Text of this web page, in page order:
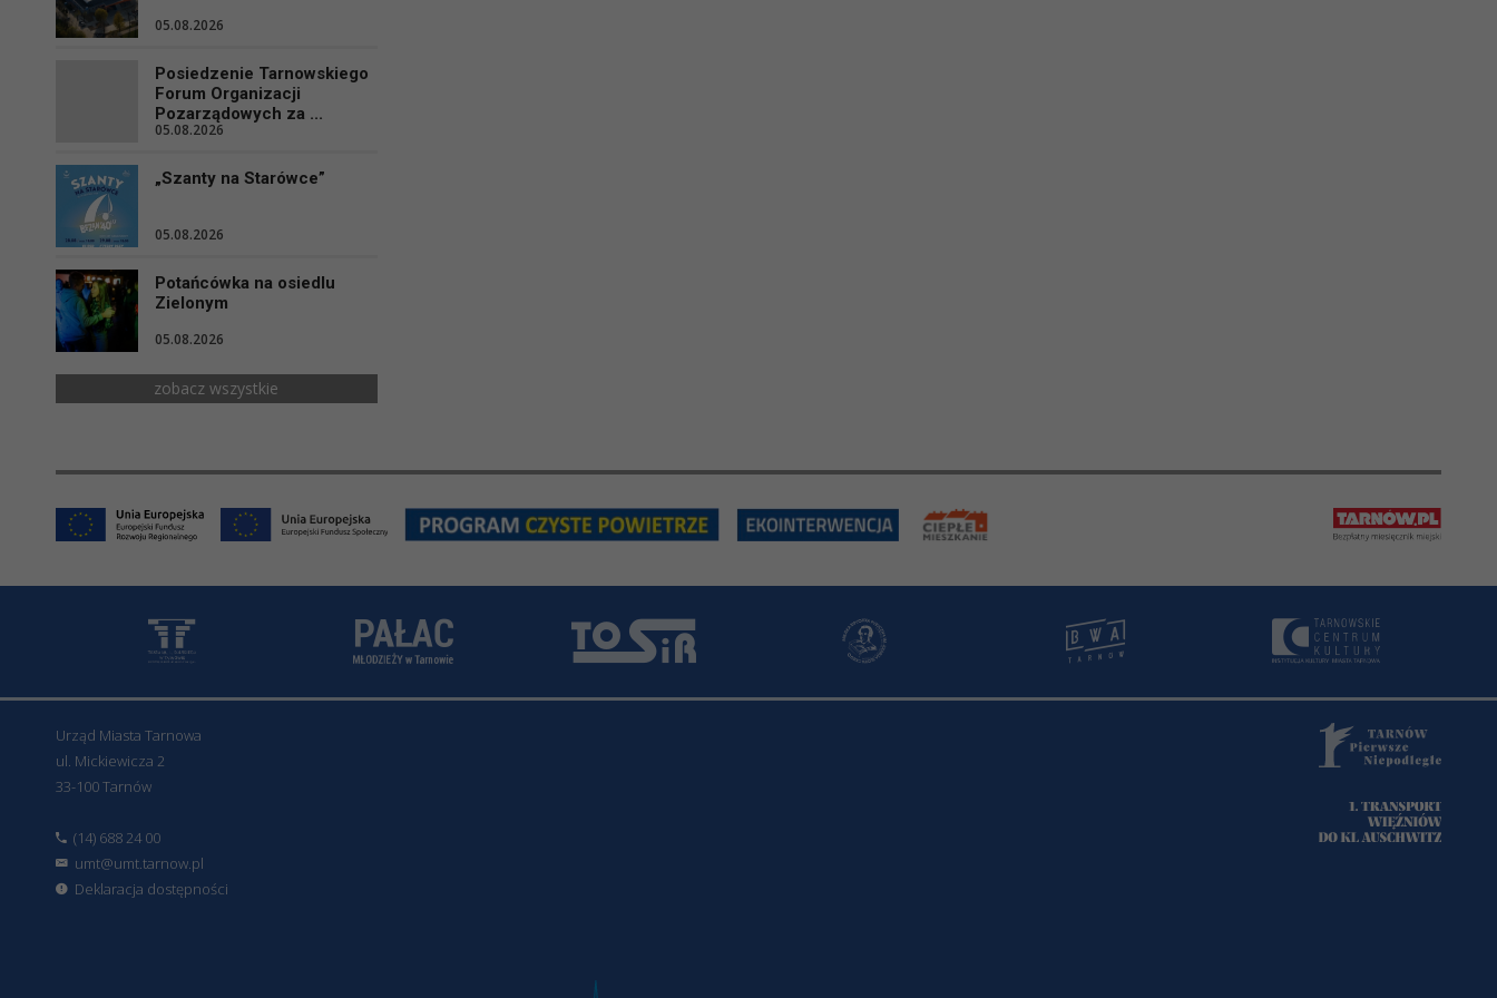
05.08.2026
Posiedzenie Tarnowskiego
Forum Organizacji
Pozarządowych za ...
05.08.2026
„Szanty na Starówce”
05.08.2026
Potańcówka na osiedlu
Zielonym
05.08.2026
zobacz wszystkie
Urząd Miasta Tarnowa
ul. Mickiewicza 2
33-100 Tarnów
(14) 688 24 00
umt@umt.tarnow.pl
Deklaracja dostępności